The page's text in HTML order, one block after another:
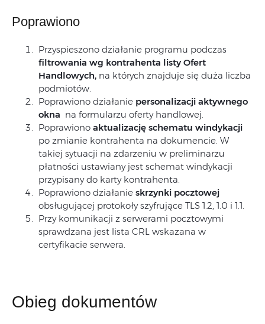
Poprawiono
Przyspieszono działanie programu podczas
filtrowania wg kontrahenta listy Ofert
Handlowych, na których znajduje się duża liczba
podmiotów.
Poprawiono działanie personalizacji aktywnego
okna na formularzu oferty handlowej.
Poprawiono aktualizację schematu windykacji
po zmianie kontrahenta na dokumencie. W
takiej sytuacji na zdarzeniu w preliminarzu
płatności ustawiany jest schemat windykacji
przypisany do karty kontrahenta.
Poprawiono działanie skrzynki pocztowej
obsługującej protokoły szyfrujące TLS 1.2, 1.0 i 1.1.
Przy komunikacji z serwerami pocztowymi
sprawdzana jest lista CRL wskazana w
certyfikacie serwera.
Obieg dokumentów